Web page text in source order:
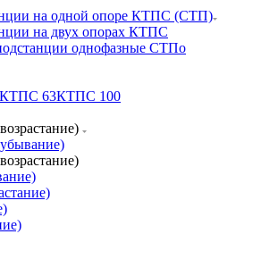
на одной опоре КТПС (СТП)
на двух опорах КТПС
однофазные СТПо
КТПС 63КТПС 100